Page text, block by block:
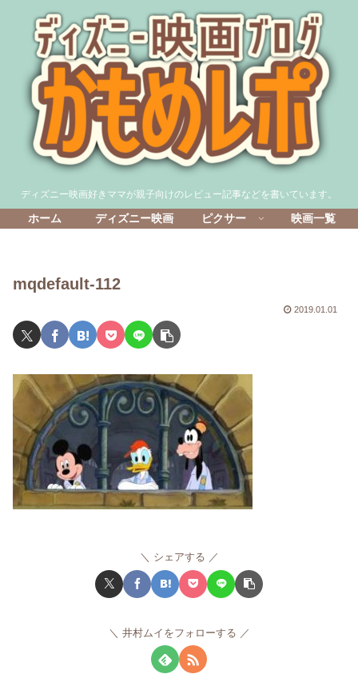
ディズニー映画好きママが親子向けのレビュー記事などを書いています。
ホーム ディズニー映画 ピクサー 映画一覧
mqdefault-112
2019.01.01
シェアする
井村ムイをフォローする